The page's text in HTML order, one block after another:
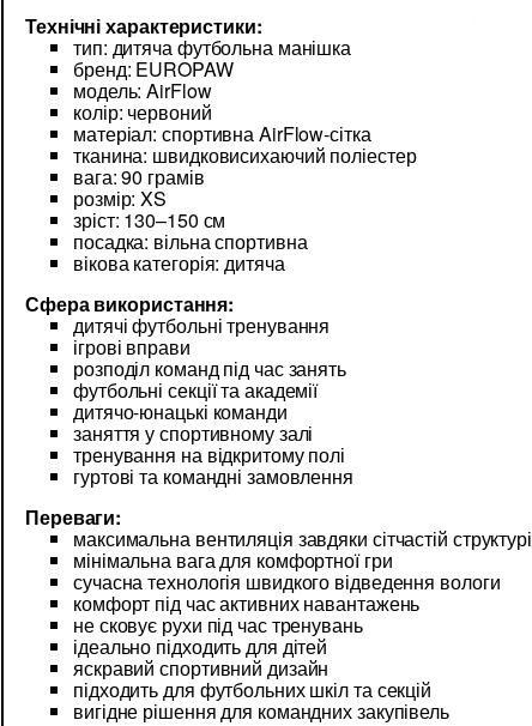
Технічні характеристики:
тип: дитяча футбольна манішка
бренд: EUROPAW
модель: AirFlow
колір: червоний
матеріал: спортивна AirFlow-сітка
тканина: швидковисихаючий поліестер
вага: 90 грамів
розмір: XS
зріст: 130–150 см
посадка: вільна спортивна
вікова категорія: дитяча
Сфера використання:
дитячі футбольні тренування
ігрові вправи
розподіл команд під час занять
футбольні секції та академії
дитячо-юнацькі команди
заняття у спортивному залі
тренування на відкритому полі
гуртові та командні замовлення
Переваги:
максимальна вентиляція завдяки сітчастій структурі
мінімальна вага для комфортної гри
сучасна технологія швидкого відведення вологи
комфорт під час активних навантажень
не сковує рухи під час тренувань
ідеально підходить для дітей
яскравий спортивний дизайн
підходить для футбольних шкіл та секцій
вигідне рішення для командних закупівель